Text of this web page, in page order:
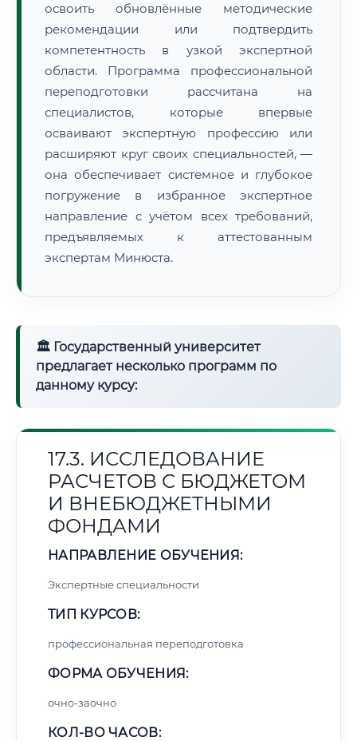
освоить обновлённые методические
рекомендации или подтвердить
компетентность в узкой экспертной
области. Программа профессиональной
переподготовки рассчитана на
специалистов, которые впервые
осваивают экспертную профессию или
расширяют круг своих специальностей, —
она обеспечивает системное и глубокое
погружение в избранное экспертное
направление с учётом всех требований,
предъявляемых к аттестованным
экспертам Минюста.
🏛 Государственный университет
предлагает несколько программ по
данному курсу:
17.3. ИССЛЕДОВАНИЕ
РАСЧЕТОВ С БЮДЖЕТОМ
И ВНЕБЮДЖЕТНЫМИ
ФОНДАМИ
НАПРАВЛЕНИЕ ОБУЧЕНИЯ:
Экспертные специальности
ТИП КУРСОВ:
профессиональная переподготовка
ФОРМА ОБУЧЕНИЯ:
очно-заочно
КОЛ-ВО ЧАСОВ: